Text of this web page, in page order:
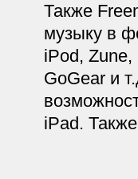
Также
музыку в
iPod,
GoGear и
iPad.